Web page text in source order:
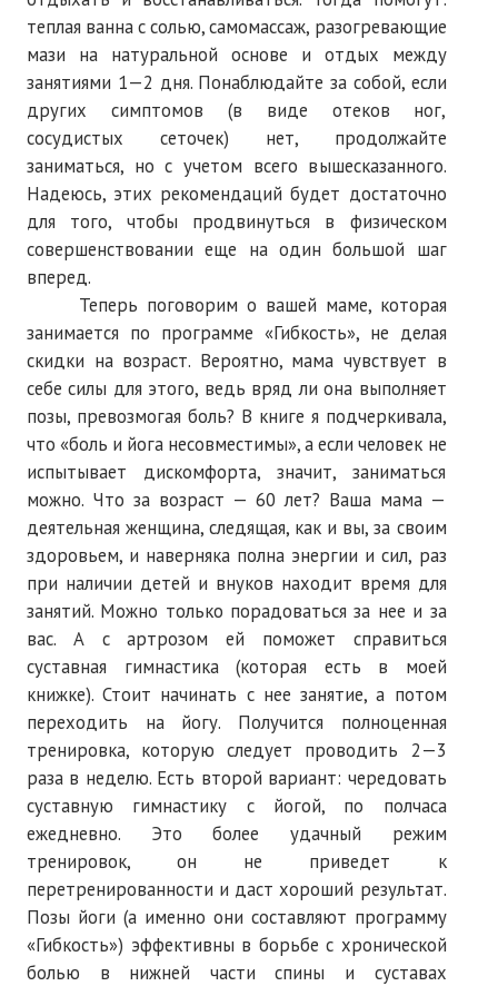
теплая ванна с солью, самомассаж, разогревающие
мази на натуральной основе и отдых между
занятиями 1—2 дня. Понаблюдайте за собой, если
других симптомов (в виде отеков ног,
сосудистых сеточек) нет, продолжайте
заниматься, но с учетом всего вышесказанного.
Надеюсь, этих рекомендаций будет достаточно
для того, чтобы продвинуться в физическом
совершенствовании еще на один большой шаг
вперед.
Теперь поговорим о вашей маме, которая
занимается по программе «Гибкость», не делая
скидки на возраст. Вероятно, мама чувствует в
себе силы для этого, ведь вряд ли она выполняет
позы, превозмогая боль? В книге я подчеркивала,
что «боль и йога несовместимы», а если человек не
испытывает дискомфорта, значит, заниматься
можно. Что за возраст — 60 лет? Ваша мама —
деятельная женщина, следящая, как и вы, за своим
здоровьем, и наверняка полна энергии и сил, раз
при наличии детей и внуков находит время для
занятий. Можно только порадоваться за нее и за
вас. А с артрозом ей поможет справиться
суставная гимнастика (которая есть в моей
книжке). Стоит начинать с нее занятие, а потом
переходить на йогу. Получится полноценная
тренировка, которую следует проводить 2—3
раза в неделю. Есть второй вариант: чередовать
суставную гимнастику с йогой, по полчаса
ежедневно. Это более удачный режим
тренировок, он не приведет к
перетренированности и даст хороший результат.
Позы йоги (а именно они составляют программу
«Гибкость») эффективны в борьбе с хронической
болью в нижней части спины и суставах